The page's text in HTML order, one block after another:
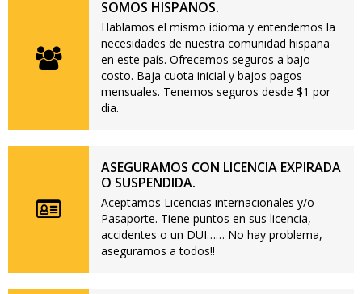
SOMOS HISPANOS.
Hablamos el mismo idioma y entendemos la
necesidades de nuestra comunidad hispana
en este país. Ofrecemos seguros a bajo
costo. Baja cuota inicial y bajos pagos
mensuales. Tenemos seguros desde $1 por
dia.
ASEGURAMOS CON LICENCIA EXPIRADA
O SUSPENDIDA.
Aceptamos Licencias internacionales y/o
Pasaporte. Tiene puntos en sus licencia,
accidentes o un DUI…… No hay problema,
aseguramos a todos!!